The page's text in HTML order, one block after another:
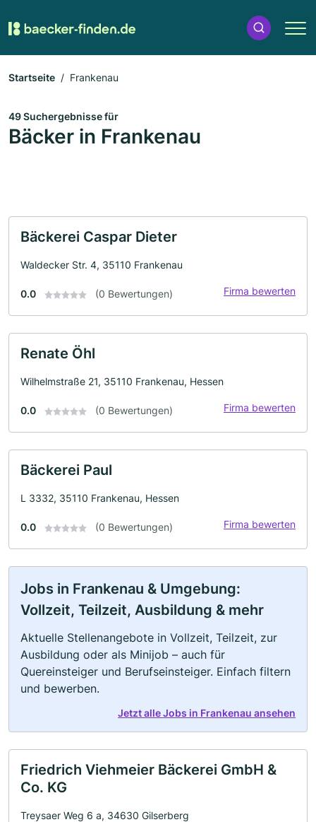
Startseite Frankenau
49 Suchergebnisse für
Bäcker in Frankenau
Bäckerei Caspar Dieter
Waldecker Str. 4, 35110 Frankenau
0.0 (0 Bewertungen) Firma bewerten
Renate Öhl
Wilhelmstraße 21, 35110 Frankenau, Hessen
0.0 (0 Bewertungen) Firma bewerten
Bäckerei Paul
L 3332, 35110 Frankenau, Hessen
0.0 (0 Bewertungen) Firma bewerten
Jobs in Frankenau & Umgebung:
Vollzeit, Teilzeit, Ausbildung & mehr
Aktuelle Stellenangebote in Vollzeit, Teilzeit, zur
Ausbildung oder als Minijob – auch für
Quereinsteiger und Berufseinsteiger. Einfach filtern
und bewerben.
Jetzt alle Jobs in Frankenau ansehen
Friedrich Viehmeier Bäckerei GmbH &
Co. KG
Treysaer Weg 6 a, 34630 Gilserberg